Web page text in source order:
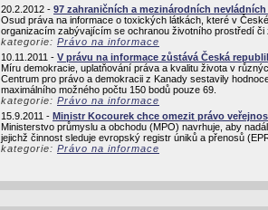
20.2.2012 - 97 zahraničních a mezinárodních
Osud práva na informace o toxických látkách, které v
organizacím zabývajícím se ochranou životního prostředí či
kategorie: Právo na informace
10.11.2011 - V právu na informace zůstává Česká
Míru demokracie, uplatňování práva a kvalitu života v
Centrum pro právo a demokracii z Kanady sestavily
maximálního možného počtu 150 bodů pouze 69.
kategorie: Právo na informace
15.9.2011 - Ministr Kocourek chce omezit právo
Ministerstvo průmyslu a obchodu (MPO) navrhuje, aby
jejichž činnost sleduje evropský registr úniků a přenosů
kategorie: Právo na informace